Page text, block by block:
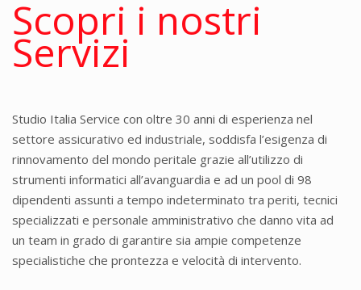
Scopri i nostri
Servizi
Studio Italia Service con oltre 30 anni di esperienza nel
settore assicurativo ed industriale, soddisfa l’esigenza di
rinnovamento del mondo peritale grazie all’utilizzo di
strumenti informatici all’avanguardia e ad un pool di 98
dipendenti assunti a tempo indeterminato tra periti, tecnici
specializzati e personale amministrativo che danno vita ad
un team in grado di garantire sia ampie competenze
specialistiche che prontezza e velocità di intervento.